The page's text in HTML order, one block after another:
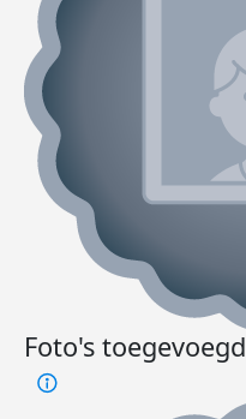
Foto's toegevoegd